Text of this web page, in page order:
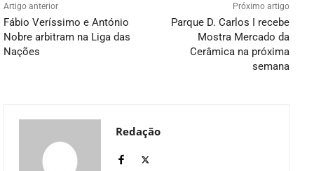
Artigo anterior
Fábio Veríssimo e António
Nobre arbitram na Liga das
Nações
Próximo artigo
Parque D. Carlos I recebe
Mostra Mercado da
Cerâmica na próxima
semana
Redação